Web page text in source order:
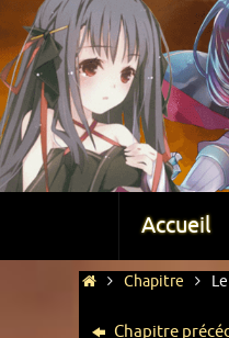
Accueil
Chapitre
Chapitre